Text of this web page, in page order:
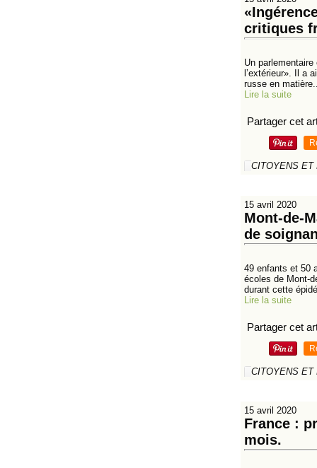
critiques
Un
l’extérieur». Il a
russe en
Lire la suite
Partager cet
CITOYENS ET
15 avril 2020
Mont-de-
de
49 enfants et 50
écoles de Mont-
durant cette
Lire la suite
Partager cet
CITOYENS ET
15 avril 2020
France :
mois.